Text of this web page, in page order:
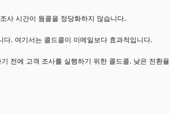
사 시간이 웜콜을 정당화하지 않습니다.
. 여기서는 콜드콜이 이메일보다 효과적입니다.
전에 고객 조사를 실행하기 위한 콜드콜. 낮은 전환